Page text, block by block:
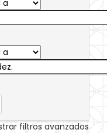
filtros avanzados